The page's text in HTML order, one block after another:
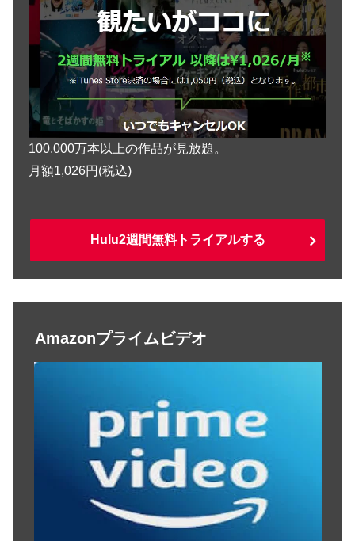
100,000万本以上の作品が見放題。
月額1,026円(税込)
Hulu2週間無料トライアルする
Amazonプライムビデオ